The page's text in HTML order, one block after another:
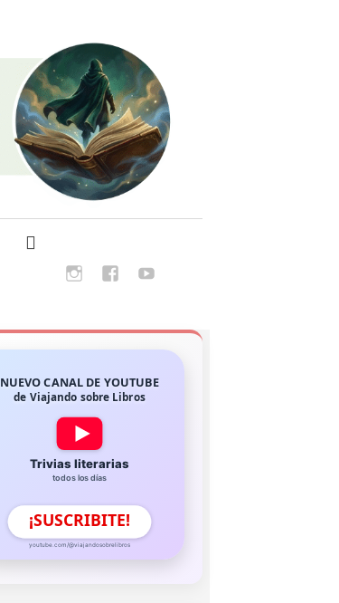
NUEVO CANAL DE YOUTUBE
de Viajando sobre Libros
Trivias literarias
todos los días
¡SUSCRIBITE!
youtube.com/@viajandosobrelibros